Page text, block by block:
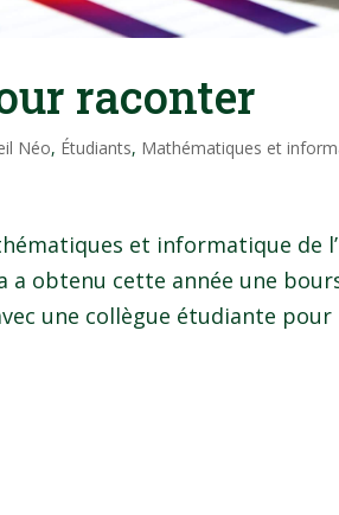
raconter
Néo, Étudiants, Mathématiques et
et informatique de
a obtenu cette année une
une collègue étudiante